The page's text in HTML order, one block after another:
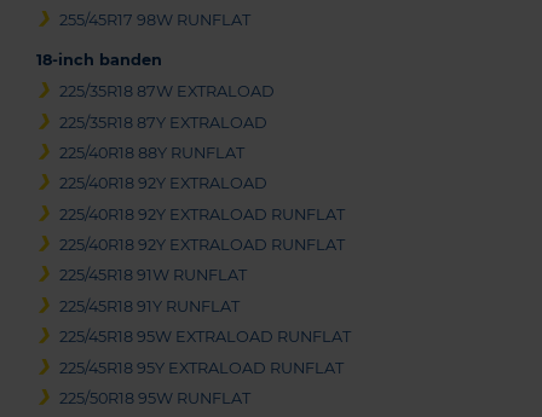
255/45R17 98W RUNFLAT
18-inch banden
225/35R18 87W EXTRALOAD
225/35R18 87Y EXTRALOAD
225/40R18 88Y RUNFLAT
225/40R18 92Y EXTRALOAD
225/40R18 92Y EXTRALOAD RUNFLAT
225/40R18 92Y EXTRALOAD RUNFLAT
225/45R18 91W RUNFLAT
225/45R18 91Y RUNFLAT
225/45R18 95W EXTRALOAD RUNFLAT
225/45R18 95Y EXTRALOAD RUNFLAT
225/50R18 95W RUNFLAT